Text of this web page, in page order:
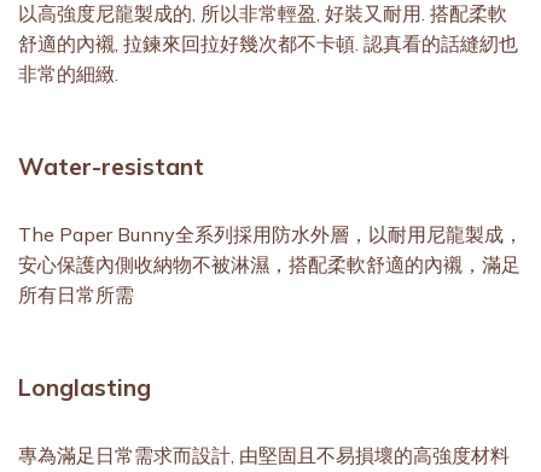
以高強度尼⿓製成的, 所以非常輕盈, 好裝又耐用. 搭配柔軟
舒適的內襯, 拉鍊來回拉好幾次都不卡頓. 認真看的話縫紉也
非常的細緻.
Water-resistant
The Paper Bunny全系列採用防水外層，以耐用尼龍製成，
安心保護內側收納物不被淋濕，搭配柔軟舒適的內襯，滿足
所有日常所需
Longlasting
專為滿足日常需求而設計, 由堅固且不易損壞的高強度材料